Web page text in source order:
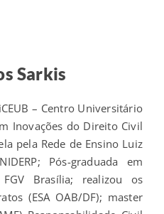
Sarkis
– Centro Universitário
Inovações do Direito Civil
pela Rede de Ensino Luiz
Pós-graduada em
Brasília; realizou os
(ESA OAB/DF); master